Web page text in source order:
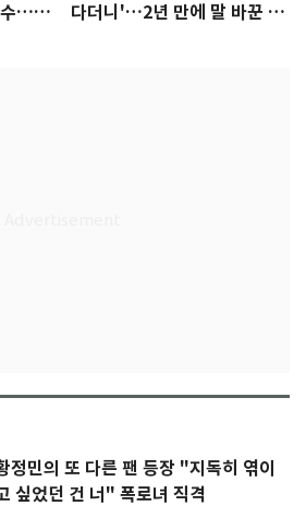
수…좋
다더니'…2년 만에 말 바꾼 이
정민의 또 다른 팬 등장 "지독히 엮이
싶었던 건 너" 폭로녀 직격